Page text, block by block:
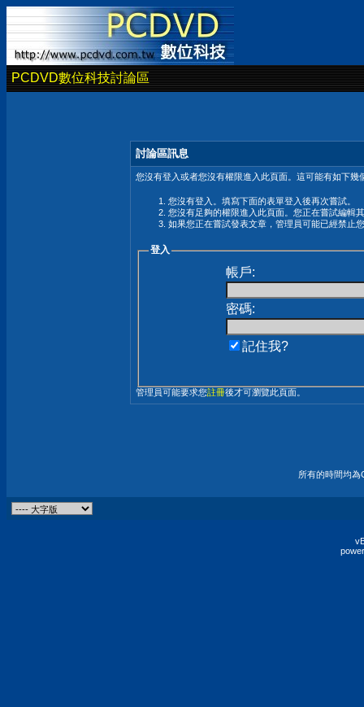
PCDVD數位科技討論區
討論區訊息
您沒有登入或者您沒有權限進入此頁面。這可能有如下幾
您沒有登入。填寫下面的表單登入後再次嘗試。
您沒有足夠的權限進入此頁面。您正在嘗試編輯
如果您正在嘗試發表文章，管理員可能已經禁止
登入
帳戶:
密碼:
記住我?
管理員可能要求您註冊後才可瀏覽此頁面。
所有的時間均為